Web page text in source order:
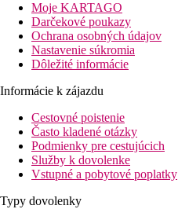
Moje KARTAGO
Darčekové poukazy
Ochrana osobných údajov
Nastavenie súkromia
Dôležité informácie
Informácie k zájazdu
Cestovné poistenie
Často kladené otázky
Podmienky pre cestujúcich
Služby k dovolenke
Vstupné a pobytové poplatky
Typy dovolenky